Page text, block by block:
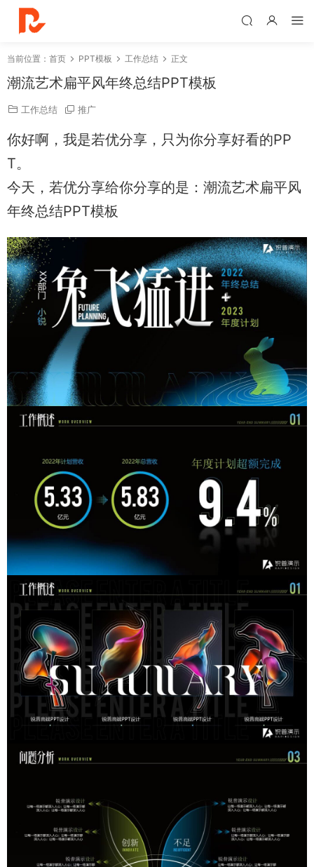
当前位置： 首页 PPT模板 工作总结 正文
潮流艺术扁平风年终总结PPT模板
工作总结 推广
你好啊，我是若优分享，只为你分享好看的PP
T。
今天，若优分享给你分享的是：潮流艺术扁平风
年终总结PPT模板